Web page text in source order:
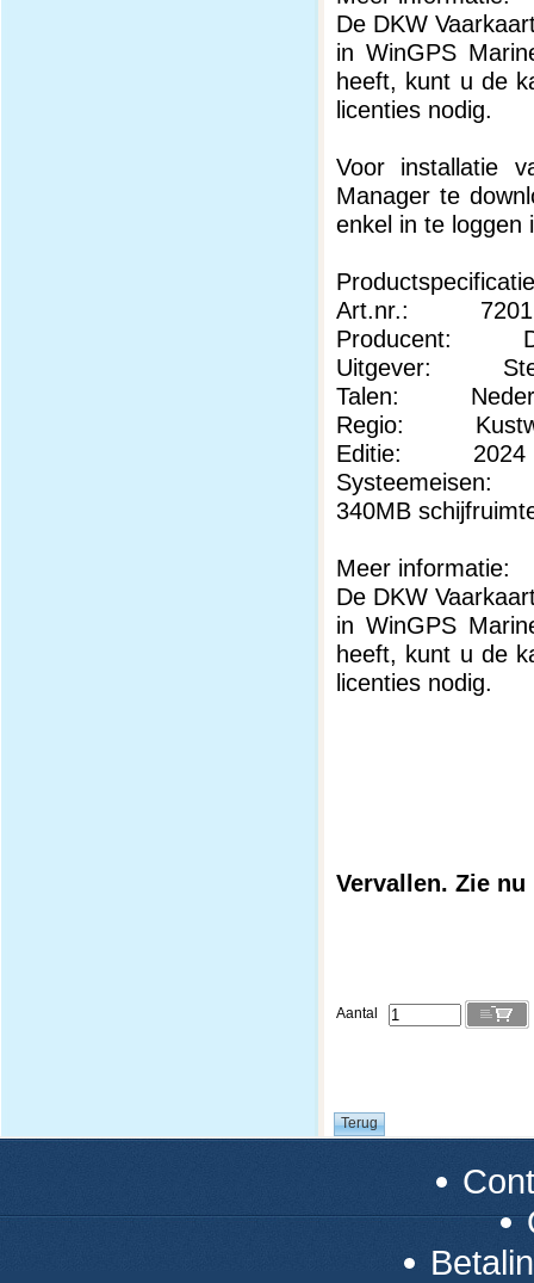
De DKW
in WinGPS
heeft, kunt u de
licenties nodig.
Voor installatie
Manager te
enkel in te loggen
Art.nr.: 7201
Producent:
Uitgever:
Talen:
Regio:
Editie: 2024
Systeemeisen:
340MB
Meer informatie:
De DKW
in WinGPS
heeft, kunt u de
licenties nodig.
Vervallen. Zie nu
Aantal